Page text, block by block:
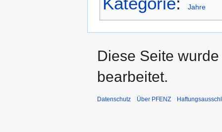
Jahre
Diese Seite
bearbeitet.
Datenschutz Über PFENZ